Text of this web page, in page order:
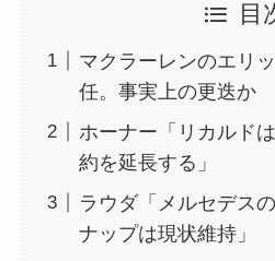
目
マクラーレンのエリ
任。事実上の更迭か
ホーナー「リカルド
約を延長する」
ラウダ「メルセデス
ナップは現状維持」